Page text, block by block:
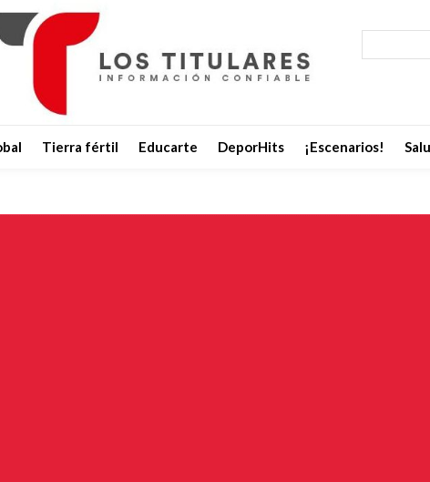
Tierra fértil Educarte DeporHits ¡Escenarios!